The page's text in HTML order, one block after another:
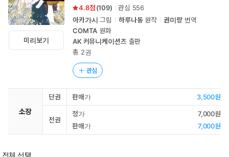
미리보기
4.8
(109) 관심 556
아카가시 그림 하루나동원작 권미량번역
COMTA 원화
AK 커뮤니케이션즈 출판
총 2권
관심
소장
단권 판매가 3,500원
전권
정가
7,000원
판매가
7,000원
전체 선택